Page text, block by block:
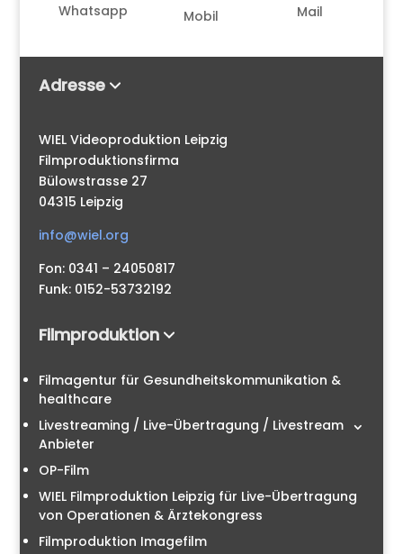
Whatsapp Mobil Mail
Adresse
WIEL Videoproduktion Leipzig
Filmproduktionsfirma
Bülowstrasse 27
04315 Leipzig
info@wiel.org
Fon: 0341 – 24050817
Funk: 0152-53732192
Filmproduktion
Filmagentur für Gesundheitskommunikation &
healthcare
Livestreaming / Live-Übertragung / Livestream
Anbieter
OP-Film
WIEL Filmproduktion Leipzig für Live-Übertragung
von Operationen & Ärztekongress
Filmproduktion Imagefilm